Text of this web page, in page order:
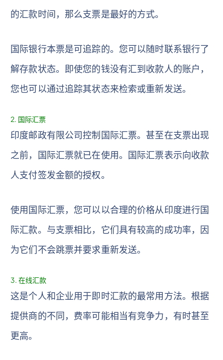
的汇款时间，那么支票是最好的方式。
国际银行本票是可追踪的。您可以随时联系银行了
解存款状态。即使您的钱没有汇到收款人的账户，
您也可以通过追踪其状态来检索或重新发送。
2. 国际汇票
印度邮政有限公司控制国际汇票。甚至在支票出现
之前，国际汇票就已在使用。国际汇票表示向收款
人支付签发金额的授权。
使用国际汇票，您可以以合理的价格从印度进行国
际汇款。与支票相比，它们具有较高的成功率，因
为​​它们不会跳票并要求重新发送。
3. 在线汇款
这是个人和企业用于即时汇款的最常用方法。根据
提供商的不同，费率可能相当有竞争力，有时甚至
更高。